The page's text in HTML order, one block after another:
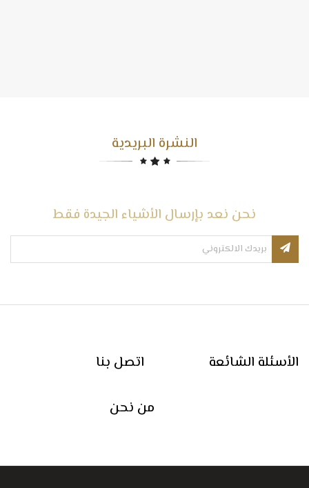
النشرة البريدية
نحن نعد بإرسال الأشياء الجيدة فقط
اتصل بنا الأسئلة الشائعة
من نحن